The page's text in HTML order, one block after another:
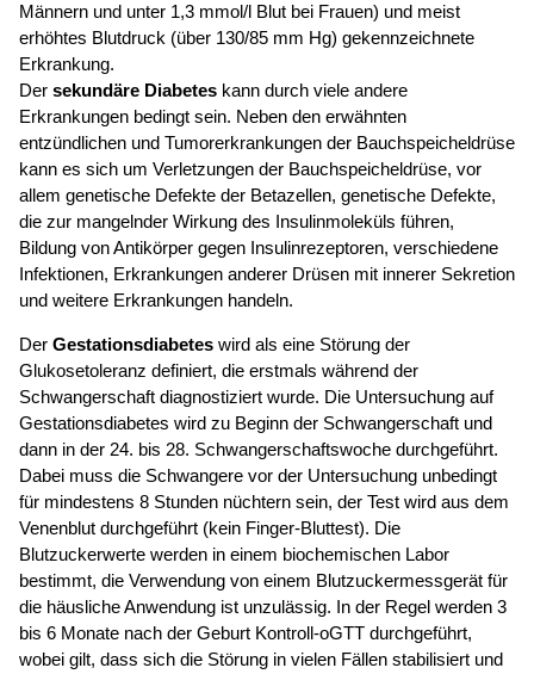
Männern und unter 1,3 mmol/l Blut bei Frauen) und meist
erhöhtes Blutdruck (über 130/85 mm Hg) gekennzeichnete
Erkrankung.
Der sekundäre Diabetes kann durch viele andere
Erkrankungen bedingt sein. Neben den erwähnten
entzündlichen und Tumorerkrankungen der Bauchspeicheldrüse
kann es sich um Verletzungen der Bauchspeicheldrüse, vor
allem genetische Defekte der Betazellen, genetische Defekte,
die zur mangelnder Wirkung des Insulinmoleküls führen,
Bildung von Antikörper gegen Insulinrezeptoren, verschiedene
Infektionen, Erkrankungen anderer Drüsen mit innerer Sekretion
und weitere Erkrankungen handeln.
Der Gestationsdiabetes wird als eine Störung der
Glukosetoleranz definiert, die erstmals während der
Schwangerschaft diagnostiziert wurde. Die Untersuchung auf
Gestationsdiabetes wird zu Beginn der Schwangerschaft und
dann in der 24. bis 28. Schwangerschaftswoche durchgeführt.
Dabei muss die Schwangere vor der Untersuchung unbedingt
für mindestens 8 Stunden nüchtern sein, der Test wird aus dem
Venenblut durchgeführt (kein Finger-Bluttest). Die
Blutzuckerwerte werden in einem biochemischen Labor
bestimmt, die Verwendung von einem Blutzuckermessgerät für
die häusliche Anwendung ist unzulässig. In der Regel werden 3
bis 6 Monate nach der Geburt Kontroll-oGTT durchgeführt,
wobei gilt, dass sich die Störung in vielen Fällen stabilisiert und